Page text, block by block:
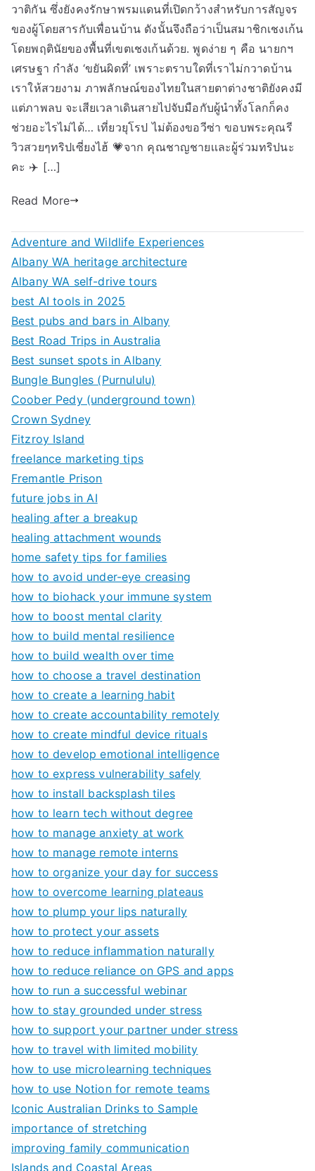
วาติกัน ซึ่งยังคงรักษาพรมแดนที่เปิดกว้างสำหรับการสัญจร
ของผู้โดยสารกับเพื่อนบ้าน ดังนั้นจึงถือว่าเป็นสมาชิกเชงเก้น
โดยพฤตินัยของพื้นที่เขตเชงเก้นด้วย. พูดง่าย ๆ คือ นายกฯ
เศรษฐา กำลัง ‘ขยันผิดที่’ เพราะตราบใดที่เราไม่กวาดบ้าน
เราให้สวยงาม ภาพลักษณ์ของไทยในสายตาต่างชาติยังคงมี
แต่ภาพลบ จะเสียเวลาเดินสายไปจับมือกับผู้นำทั้งโลกก็คง
ช่วยอะไรไม่ได้… เที่ยวยุโรป ไม่ต้องขอวีซ่า ขอบพระคุณรี
วิวสวยๆทริปเซี่ยงไฮ้ 💗จาก คุณชาญชายเเละผู้ร่วมทริปนะ
คะ ✈️ […]
Read More
Adventure and Wildlife Experiences
Albany WA heritage architecture
Albany WA self-drive tours
best AI tools in 2025
Best pubs and bars in Albany
Best Road Trips in Australia
Best sunset spots in Albany
Bungle Bungles (Purnululu)
Coober Pedy (underground town)
Crown Sydney
Fitzroy Island
freelance marketing tips
Fremantle Prison
future jobs in AI
healing after a breakup
healing attachment wounds
home safety tips for families
how to avoid under-eye creasing
how to biohack your immune system
how to boost mental clarity
how to build mental resilience
how to build wealth over time
how to choose a travel destination
how to create a learning habit
how to create accountability remotely
how to create mindful device rituals
how to develop emotional intelligence
how to express vulnerability safely
how to install backsplash tiles
how to learn tech without degree
how to manage anxiety at work
how to manage remote interns
how to organize your day for success
how to overcome learning plateaus
how to plump your lips naturally
how to protect your assets
how to reduce inflammation naturally
how to reduce reliance on GPS and apps
how to run a successful webinar
how to stay grounded under stress
how to support your partner under stress
how to travel with limited mobility
how to use microlearning techniques
how to use Notion for remote teams
Iconic Australian Drinks to Sample
importance of stretching
improving family communication
Islands and Coastal Areas